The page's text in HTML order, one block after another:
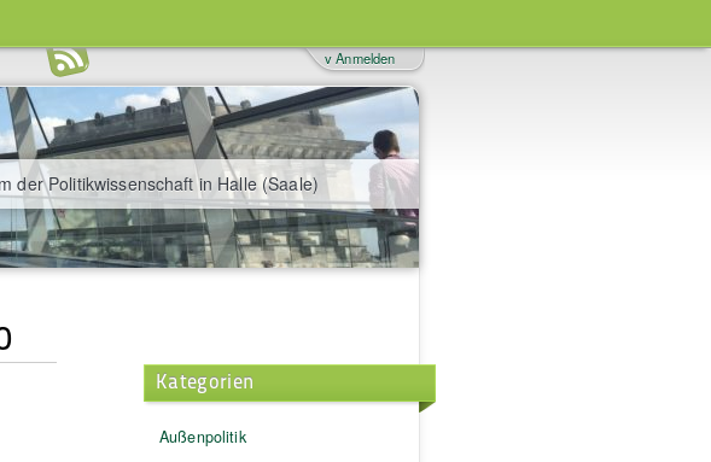
der Politikwissenschaft in Halle (Saale)
v Anmelden
Kategorien
Außenpolitik